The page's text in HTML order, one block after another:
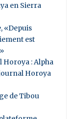
en Sierra
«Depuis
est
Horoya : Alpha
Horoya
de Tibou